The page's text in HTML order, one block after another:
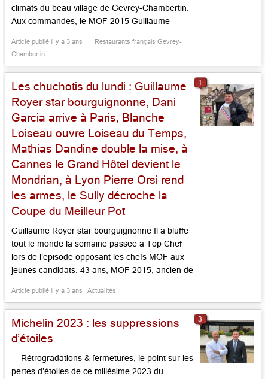
climats du beau village de Gevrey-Chambertin.
Aux commandes, le MOF 2015 Guillaume
Villa à Calvi et au Castellet dans le Var, qui fut
[…]...
Article publié il y a 3 ans
Restaurants français Gevrey-
Chambertin
Les chuchotis du lundi : Guillaume
Royer star bourguignonne, Dani
Garcia arrive à Paris, Blanche
Loiseau ouvre Loiseau du Temps,
Mathias Dandine double la mise, à
Cannes le Grand Hôtel devient le
Mondrian, à Lyon Pierre Orsi rend
les armes, le Sully décroche la
Coupe du Meilleur Pot
Guillaume Royer star bourguignonne Il a bluffé
tout le monde la semaine passée à Top Chef
lors de l’épisode opposant les chefs MOF aux
jeunes candidats. 43 ans, MOF 2015, ancien de
Christophe Bacquié, puis chef étoilé à l’Abbaye
de la Bussière, Guillaume Royer […]...
Article publié il y a 3 ans Actualités
1
Michelin 2023 : les suppressions
d’étoiles
Rétrogradations & fermetures, le point sur les
pertes d’étoiles de ce millésime 2023 du
3